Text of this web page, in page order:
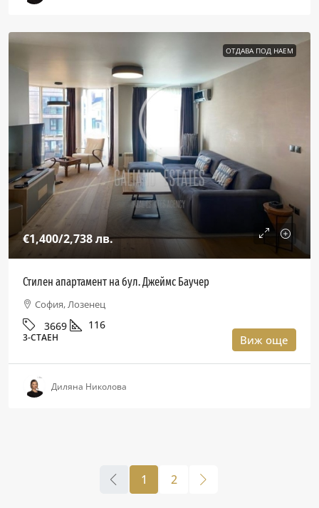
ОТДАВА ПОД НАЕМ
€1,400/2,738 лв.
Стилен апартамент на бул. Джеймс Баучер
София, Лозенец
3669 116
3-СТАЕН Виж още
Диляна Николова
1 2